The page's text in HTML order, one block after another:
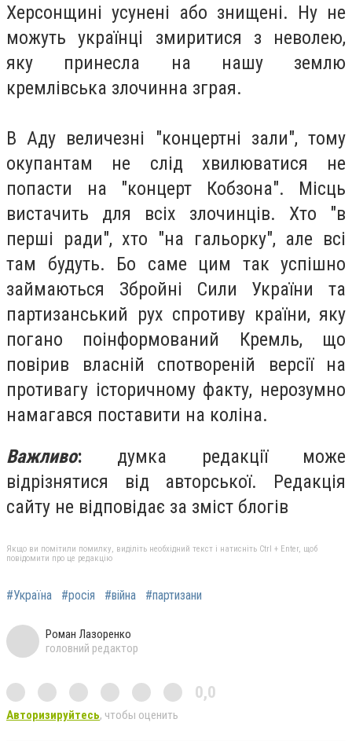
Херсонщині усунені або знищені. Ну не
можуть українці змиритися з неволею,
яку принесла на нашу землю
кремлівська злочинна зграя.
В Аду величезні "концертні зали", тому
окупантам не слід хвилюватися не
попасти на "концерт Кобзона". Місць
вистачить для всіх злочинців. Хто "в
перші ради", хто "на гальорку", але всі
там будуть. Бо саме цим так успішно
займаються Збройні Сили України та
партизанський рух спротиву країни, яку
погано поінформований Кремль, що
повірив власній спотвореній версії на
противагу історичному факту, нерозумно
намагався поставити на коліна.
Важливо: думка редакції може
відрізнятися від авторської. Редакція
сайту не відповідає за зміст блогів
Якщо ви помітили помилку, виділіть необхідний текст і натисніть Ctrl + Enter, щоб
повідомити про це редакцію
#Україна #росія #війна #партизани
Роман Лазоренко
головний редактор
0,0
Авторизируйтесь, чтобы оценить